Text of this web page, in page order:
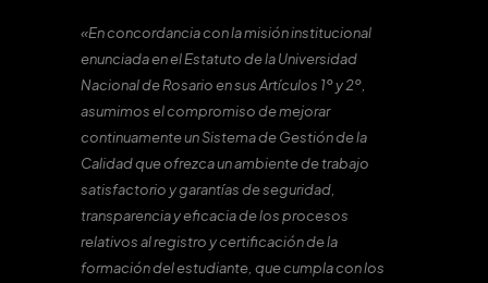
«En concordancia con la misión institucional
enunciada en el Estatuto de la Universidad
Nacional de Rosario en sus Artículos 1º y 2º,
asumimos el compromiso de mejorar
continuamente un Sistema de Gestión de la
Calidad que ofrezca un ambiente de trabajo
satisfactorio y garantías de seguridad,
transparencia y eficacia de los procesos
relativos al registro y certificación de la
formación del estudiante, que cumpla con los